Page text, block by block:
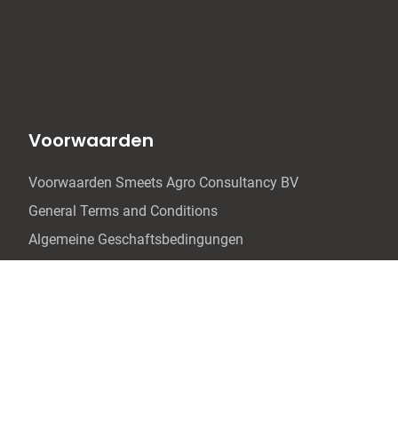
Voorwaarden
Voorwaarden Smeets Agro Consultancy BV
General Terms and Conditions
Algemeine Geschaftsbedingungen